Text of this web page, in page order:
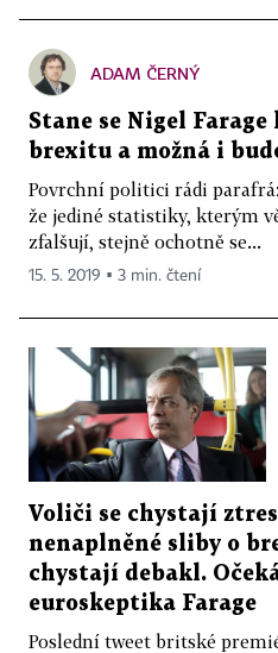
ADAM ČERNÝ
Stane se Nigel
brexitu a možná i
Povrchní politici rádi
že jediné statistiky, kterým
zfalšují, stejně ochotně se...
15. 5. 2019 ▪ 3 min. čtení
Voliči se chystají
nenaplněné sliby o
chystají debakl.
euroskeptika Farage
Poslední tweet britské